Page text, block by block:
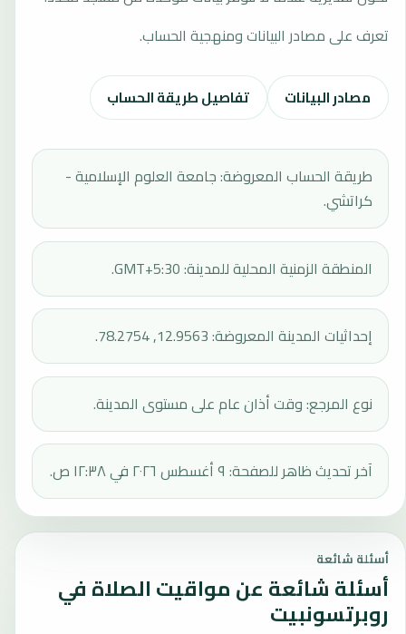
تعرف على مصادر البيانات ومنهجية الحساب.
مصادر البيانات تفاصيل طريقة الحساب
طريقة الحساب المعروضة: جامعة العلوم الإسلامية -
كراتشي.
المنطقة الزمنية المحلية للمدينة: GMT+5:30.
إحداثيات المدينة المعروضة: 12.9563, 78.2754.
نوع المرجع: وقت أذان عام على مستوى المدينة.
آخر تحديث ظاهر للصفحة: ٩ أغسطس ٢٠٢٦ في ١٢:٣٨ ص.
أسئلة شائعة
أسئلة شائعة عن مواقيت الصلاة في
روبرتسونبيت